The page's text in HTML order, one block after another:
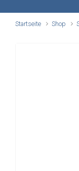
Startseite Shop